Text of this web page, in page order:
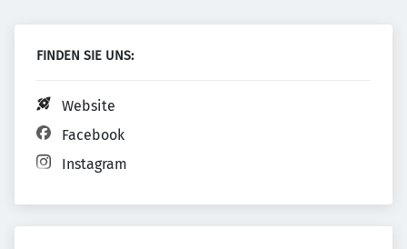
FINDEN SIE UNS:
Website
Facebook
Instagram